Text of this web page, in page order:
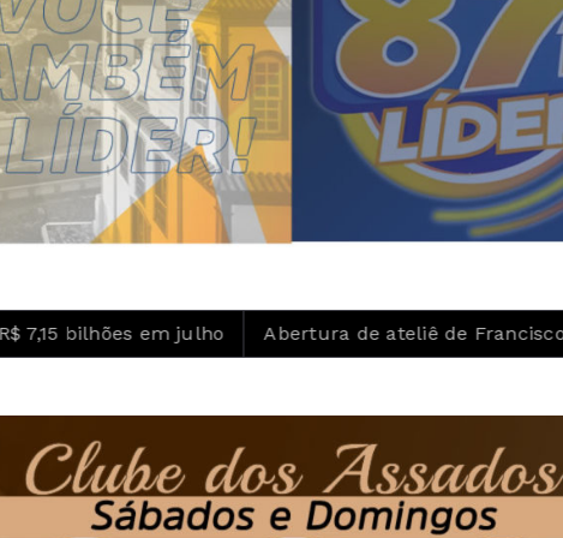
em julho Abertura de ateliê de Francisco